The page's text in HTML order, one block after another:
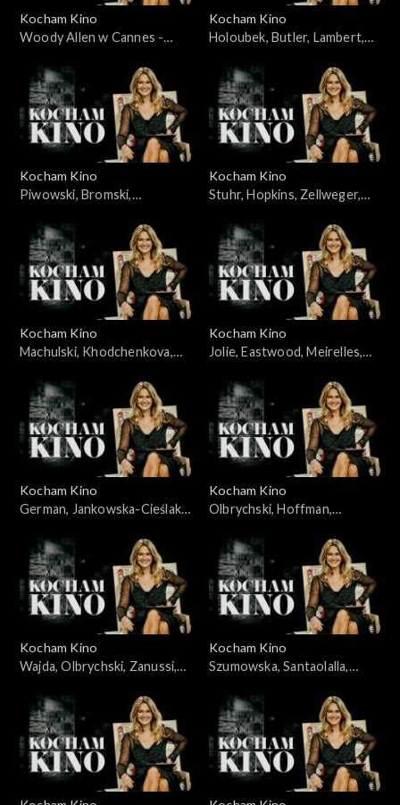
Kocham Kino
Woody Allen w Cannes -
Kocham Kino
Holoubek, Butler, Lambert,
Kocham Kino
Piwowski, Bromski,
Kocham Kino
Stuhr, Hopkins, Zellweger,
Kocham Kino
Machulski, Khodchenkova,
Kocham Kino
Jolie, Eastwood, Meirelles,
20.05.2008
Kocham Kino
German, Jankowska-Cieślak,
Bigelow, 09.09.2008
Kocham Kino
Olbrychski, Hoffman,
Kocham Kino
Wajda, Olbrychski, Zanussi,
Kocham Kino
Szumowska, Santaolalla,